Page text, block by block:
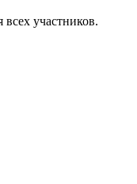
участников.